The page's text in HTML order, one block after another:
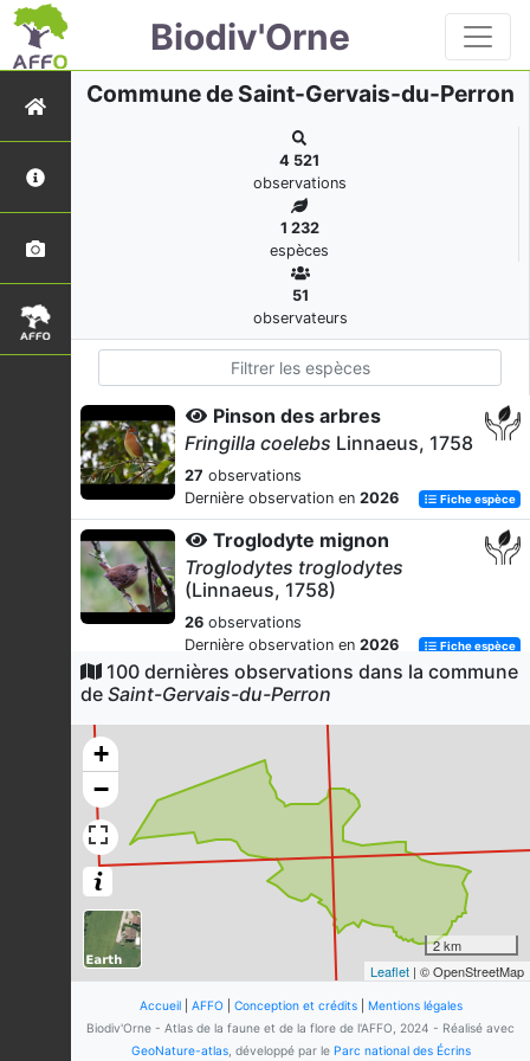
Biodiv'Orne
Commune de Saint-Gervais-du-Perron
4 521
observations
1 232
espèces
51
observateurs
Pinson des arbres
Fringilla coelebs Linnaeus, 1758
27 observations
Dernière observation en 2026 Fiche espèce
Troglodyte mignon
Troglodytes troglodytes
(Linnaeus, 1758)
26 observations
Dernière observation en 2026 Fiche espèce
Rougegorge familier
observations
Dernière observation en
Reine-des-prés
Filipendula ulmaria(L.) Maxim., 1879
observations
Dernière observation en 2025 Fiche espèce
Menthe aquatique
Mentha aquaticaL., 1753
22
observations
2025 Fiche espèce
100 dernières observations dans la commune
de Saint-Gervais-du-Perron
+
−
2 km
Leaflet | © OpenStreetMap
Accueil| AFFO| Conception et crédits| Mentions légales
Biodiv'Orne - Atlas de la faune et de la flore de l'AFFO, 2024 - Réalisé avec
GeoNature-atlas, développé par le Parc national des Écrins